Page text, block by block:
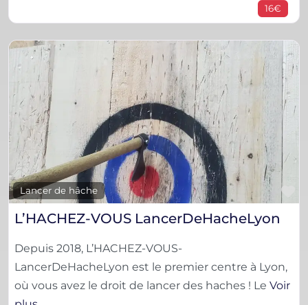
16€
Lancer de hâche
L’HACHEZ-VOUS LancerDeHacheLyon
Depuis 2018, L’HACHEZ-VOUS-
LancerDeHacheLyon est le premier centre à Lyon,
où vous avez le droit de lancer des haches ! Le Voir